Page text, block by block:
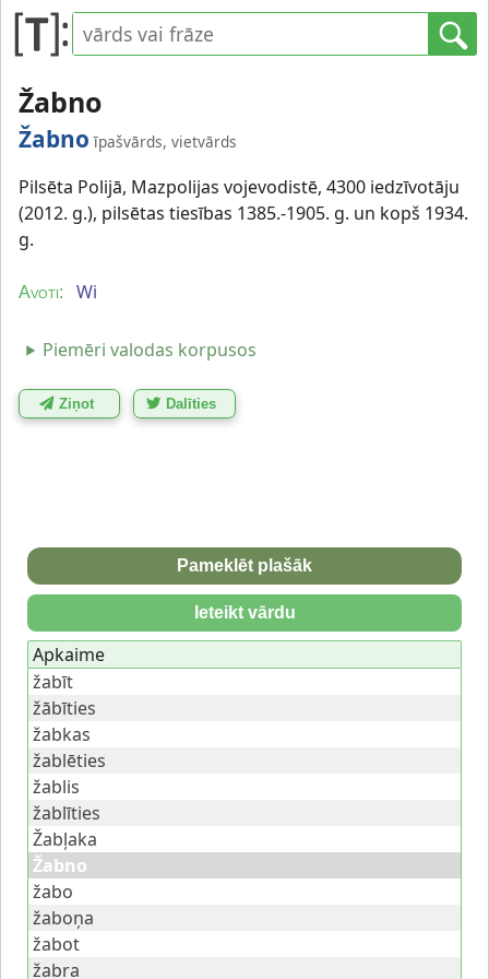
Žabno
Žabno īpašvārds, vietvārds
Pilsēta Polijā, Mazpolijas vojevodistē, 4300 iedzīvotāju
(2012. g.), pilsētas tiesības 1385.-1905. g. un kopš 1934.
g.
Avoti: Wi
Piemēri valodas korpusos
Ziņot Dalīties
Pameklēt plašāk
Ieteikt vārdu
Apkaime
žabīt
žābīties
žabkas
žablēties
žablis
žablīties
Žabļaka
Žabno
žabo
žaboņa
žabot
žabra